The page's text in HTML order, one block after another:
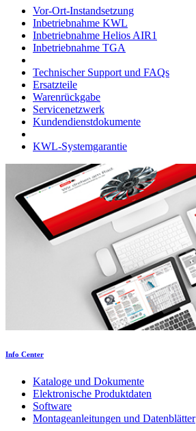
Vor-Ort-Instandsetzung
Inbetriebnahme KWL
Inbetriebnahme Helios AIR1
Inbetriebnahme TGA
Technischer Support und FAQs
Ersatzteile
Warenrückgabe
Servicenetzwerk
Kundendienstdokumente
KWL-Systemgarantie
Info Center
Kataloge und Dokumente
Elektronische Produktdaten
Software
Montageanleitungen und Datenblätter